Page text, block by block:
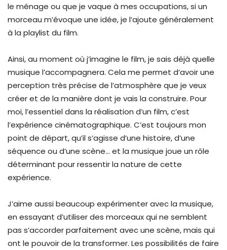
le ménage ou que je vaque à mes occupations, si un
morceau m’évoque une idée, je l’ajoute généralement
à la playlist du film.
Ainsi, au moment où j’imagine le film, je sais déjà quelle
musique l’accompagnera. Cela me permet d’avoir une
perception très précise de l’atmosphère que je veux
créer et de la manière dont je vais la construire. Pour
moi, l’essentiel dans la réalisation d’un film, c’est
l’expérience cinématographique. C’est toujours mon
point de départ, qu’il s’agisse d’une histoire, d’une
séquence ou d’une scène… et la musique joue un rôle
déterminant pour ressentir la nature de cette
expérience.
J’aime aussi beaucoup expérimenter avec la musique,
en essayant d’utiliser des morceaux qui ne semblent
pas s’accorder parfaitement avec une scène, mais qui
ont le pouvoir de la transformer. Les possibilités de faire